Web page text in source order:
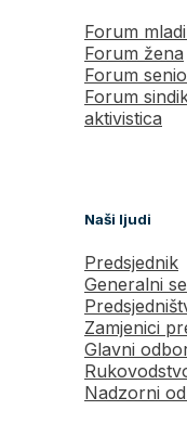
Forum
Forum žena
Forum
Forum
aktivistica
Naši ljudi
Predsjednik
Generalni
Zamjenici
Glavni
Nadzorni